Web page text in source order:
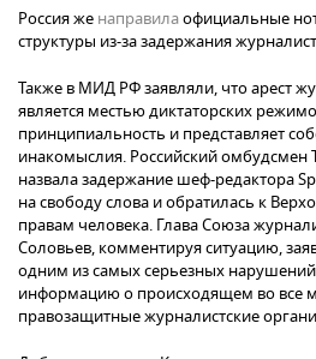
Россия же направилаофициальные
структуры из-за задержания
Также в МИД РФ заявляли, что арест
является местью диктаторских
принципиальность и представляет
инакомыслия. Российский омбудсмен
назвала задержание шеф-редактора
на свободу слова и обратилась к
правам человека. Глава Союза
Соловьев, комментируя ситуацию,
одним из самых серьезных
информацию о происходящем во все
правозащитные журналистские